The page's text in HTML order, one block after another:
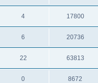
4 17800
6 20736
22 63813
0 8672